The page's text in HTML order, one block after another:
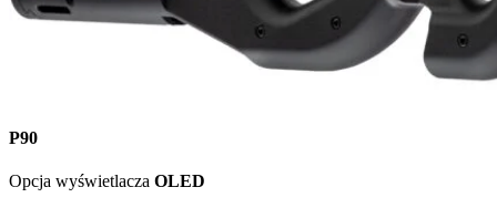
P90
Opcja wyświetlacza OLED